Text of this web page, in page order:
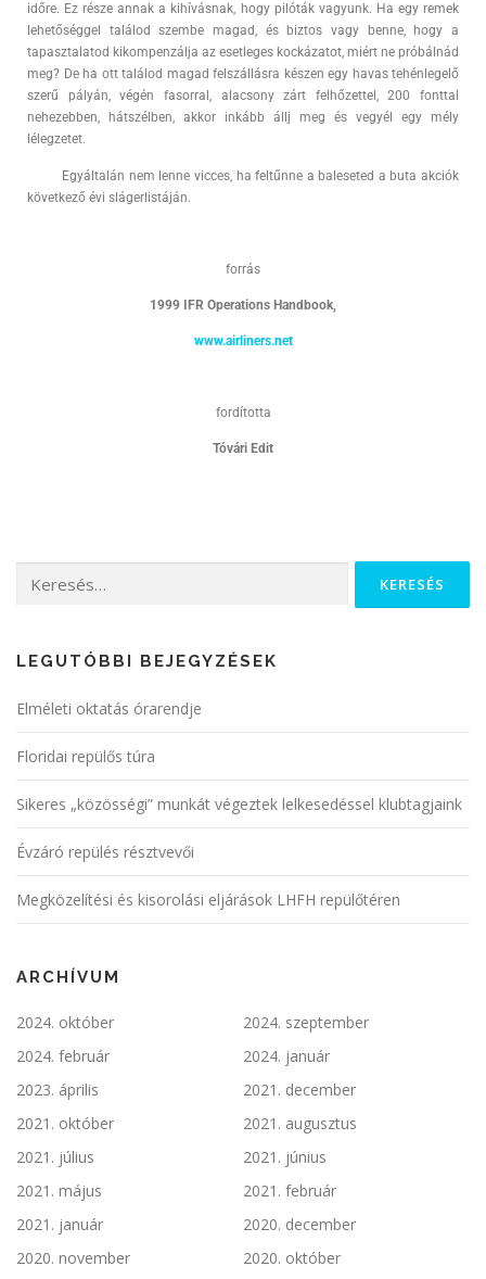
időre. Ez része annak a kihívásnak, hogy pilóták vagyunk. Ha egy remek
lehetőséggel találod szembe magad, és biztos vagy benne, hogy a
tapasztalatod kikompenzálja az esetleges kockázatot, miért ne próbálnád
meg? De ha ott találod magad felszállásra készen egy havas tehénlegelő
szerű pályán, végén fasorral, alacsony zárt felhőzettel, 200 fonttal
nehezebben, hátszélben, akkor inkább állj meg és vegyél egy mély
lélegzetet.
Egyáltalán nem lenne vicces, ha feltűnne a baleseted a buta akciók
következő évi slágerlistáján.
forrás
1999 IFR Operations Handbook,
www.airliners.net
fordította
Tóvári Edit
LEGUTÓBBI BEJEGYZÉSEK
Elméleti oktatás órarendje
Floridai repülős túra
Sikeres „közösségi” munkát végeztek lelkesedéssel klubtagjaink
Évzáró repülés résztvevői
Megközelítési és kisorolási eljárások LHFH repülőtéren
ARCHÍVUM
2024. október
2024. szeptember
2024. február
2024. január
2023. április
2021. december
2021. október
2021. augusztus
2021. július
2021. június
2021. május
2021. február
2021. január
2020. december
2020. november
2020. október